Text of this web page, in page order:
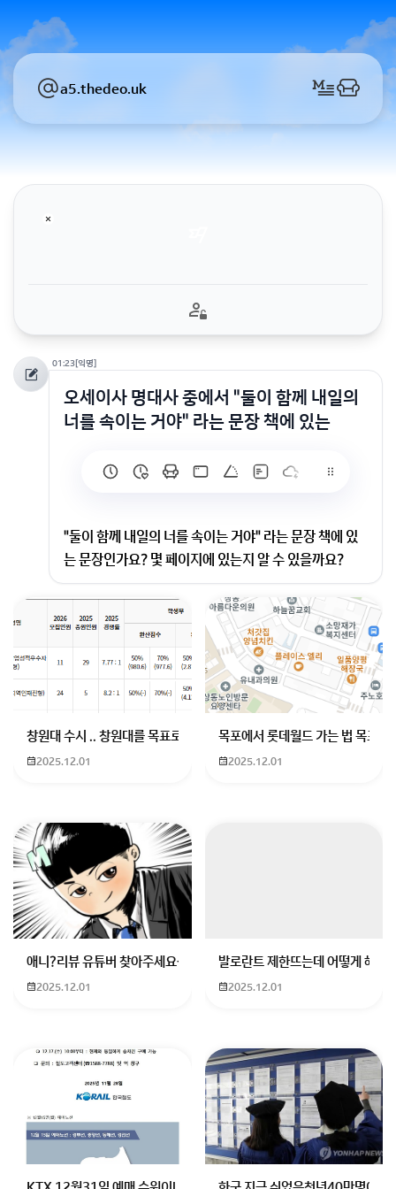
a5.thedeo.uk
01:23[익명]
오세이사 명대사 중에서 "둘이 함께 내일의
너를 속이는 거야" 라는 문장 책에 있는
"둘이 함께 내일의 너를 속이는 거야" 라는 문장 책에 있
는 문장인가요? 몇 페이지에 있는지 알 수 있을까요?
출판사나 판본(초판, 개정판 등)에 따라 1~2페이지 정도
의 오차가 있을 수 있으나, 일반적으로 알려진 위치는 다
음과 같습니다.
​해당 페이지: 약 248페이지 내외
​이야기의 후반부, 두 인물의 감정이 고조되며 서로의 비
밀이나 미래에 대해 결심을 굳히는 결정적인 장면에서 등
이 문장은 일본어 원문인 "二人で、明日の君を騙すん
수 있습니다. 만약 전자책(E-book)으로 보고 계신다면
단어 검색 기능을 통해 '내일의 너를 속이는'을 검색하시
면 바로 찾으실 수 있을 거예요.
회원가입 혹은 광고 [X]를 누르면 내용이 보입니다
창원대 수시 .. 창원대를 목표로 하고 있는 09년생입니다 지금 제 내신이
2025.12.01
목포에서 롯데월드 가는 법 목포
2025.12.01
애니?리뷰 유튜버 찾아주세요ㅠㅠ 무슨 검정머리 남자 캐릭터에 더빙하
2025.12.01
발로란트 제한뜨는데 어떻게 해야
2025.12.01